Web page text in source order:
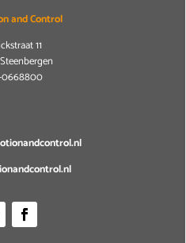
and Control
11